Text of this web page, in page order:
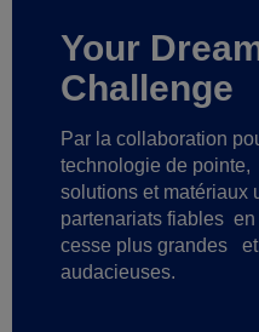
Your
Challenge
Par la collaboration
technologie de pointe,
solutions et matériaux
partenariats fiables en
cesse plus grandes
audacieuses.